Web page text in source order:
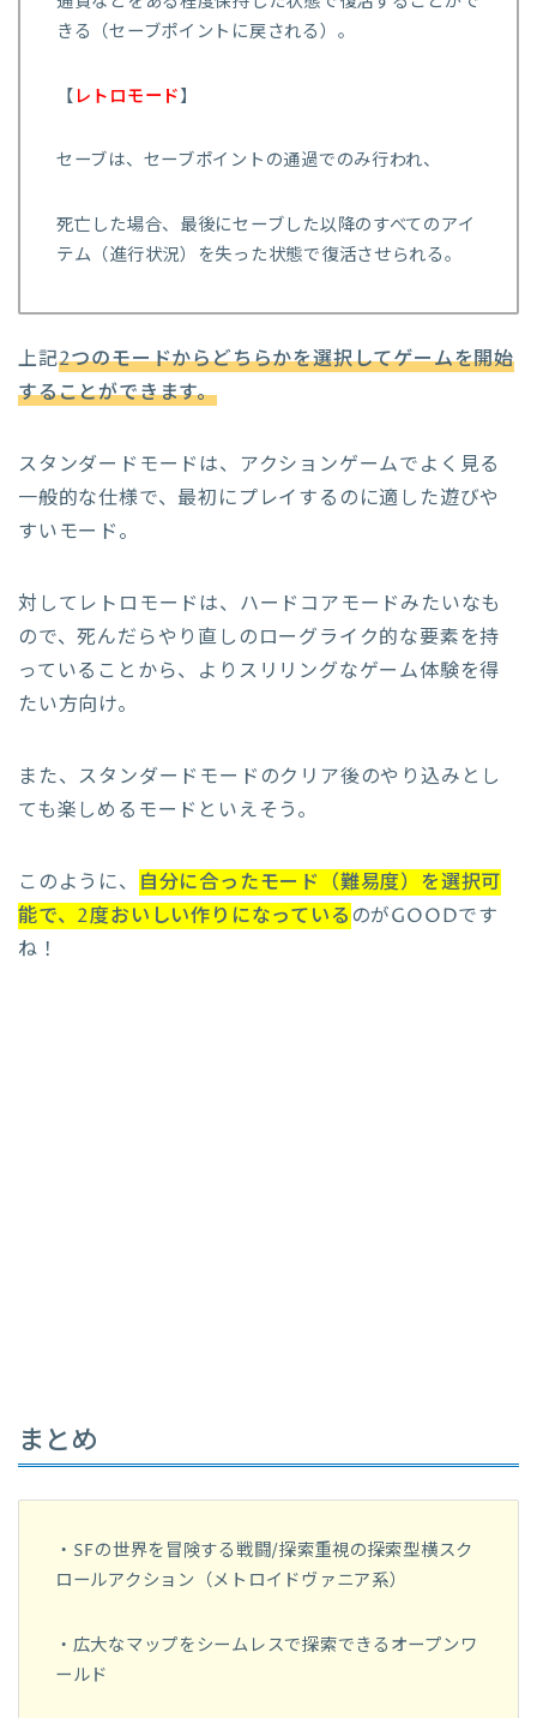
きる（セーブポイントに戻される）。
【 レトロモード】
セーブは、セーブポイントの通過でのみ行われ、
死亡した場合、最後にセーブした以降のすべてのアイ
テム（進行状況）を失った状態で復活させられる。
上記2つのモードからどちらかを選択してゲームを開始
することができます。
スタンダードモードは、アクションゲームでよく見る
一般的な仕様で、最初にプレイするのに適した遊びや
すいモード。
対してレトロモードは、ハードコアモードみたいなも
ので、死んだらやり直しのローグライク的な要素を持
っていることから、よりスリリングなゲーム体験を得
たい方向け。
また、スタンダードモードのクリア後のやり込みとし
ても楽しめるモードといえそう。
このように、 自分に合ったモード（難易度）を選択可
能で、2度おいしい作りになっている のがGOODです
ね！
まとめ
・SFの世界を冒険する戦闘/探索重視の探索型横スク
ロールアクション（メトロイドヴァニア系）
・広大なマップをシームレスで探索できるオープンワ
ールド